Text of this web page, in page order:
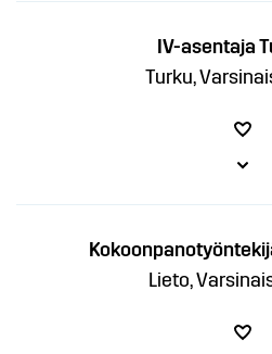
IV-asentaja
Turku,
Lieto,